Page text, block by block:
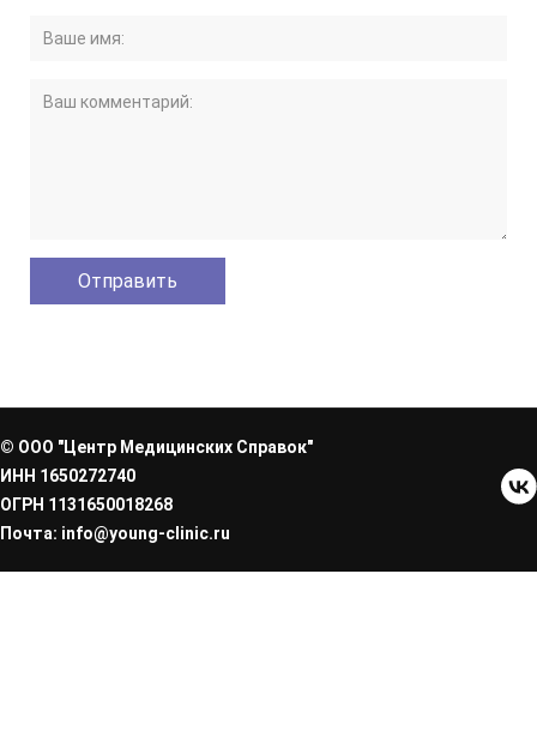
© ООО "Центр Медицинских Справок"
ИНН 1650272740
ОГРН 1131650018268
Почта: info@young-clinic.ru